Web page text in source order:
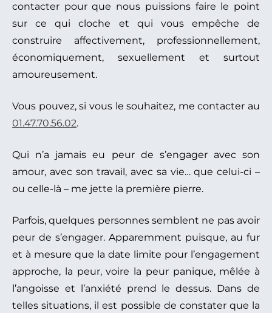
contacter pour que nous puissions faire le point
sur ce qui cloche et qui vous empêche de
construire affectivement, professionnellement,
économiquement, sexuellement et surtout
amoureusement.
Vous pouvez, si vous le souhaitez, me contacter au
01.47.70.56.02.
Qui n’a jamais eu peur de s’engager avec son
amour, avec son travail, avec sa vie… que celui-ci –
ou celle-là – me jette la première pierre.
Parfois, quelques personnes semblent ne pas avoir
peur de s’engager. Apparemment puisque, au fur
et à mesure que la date limite pour l’engagement
approche, la peur, voire la peur panique, mêlée à
l’angoisse et l’anxiété prend le dessus. Dans de
telles situations, il est possible de constater que la